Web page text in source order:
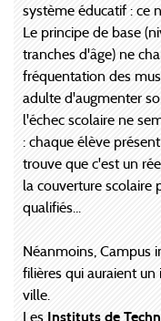
système éducatif : ce
Le principe de base
tranches d'âge) ne
fréquentation des
adulte d'augmenter
l'échec scolaire ne
: chaque élève
trouve que c'est un
la couverture scolaire
qualifiés...
Néanmoins, Campus
filières qui auraient
ville.
Les Instituts de